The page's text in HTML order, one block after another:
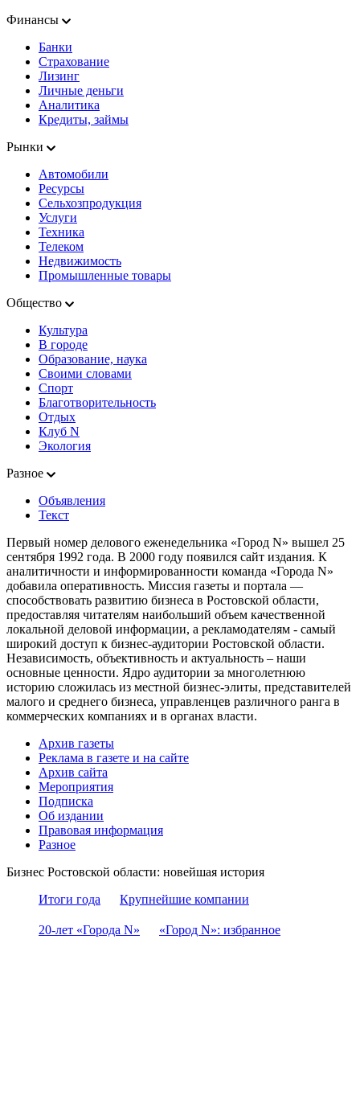
Финансы
Банки
Страхование
Лизинг
Личные деньги
Аналитика
Кредиты, займы
Рынки
Автомобили
Ресурсы
Сельхозпродукция
Услуги
Техника
Телеком
Недвижимость
Промышленные товары
Общество
Культура
В городе
Образование, наука
Своими словами
Спорт
Благотворительность
Отдых
Клуб N
Экология
Разное
Объявления
Текст
Первый номер делового еженедельника «Город N» вышел 25
сентября 1992 года. В 2000 году появился сайт издания. К
аналитичности и информированности команда «Города N»
добавила оперативность. Миссия газеты и портала —
способствовать развитию бизнеса в Ростовской области,
предоставляя читателям наибольший объем качественной
локальной деловой информации, а рекламодателям - самый
широкий доступ к бизнес-аудитории Ростовской области.
Независимость, объективность и актуальность – наши
основные ценности. Ядро аудитории за многолетнюю
историю сложилась из местной бизнес-элиты, представителей
малого и среднего бизнеса, управленцев различного ранга в
коммерческих компаниях и в органах власти.
Архив газеты
Реклама в газете и на сайте
Архив сайта
Мероприятия
Подписка
Об издании
Правовая информация
Разное
Бизнес Ростовской области: новейшая история
Итоги года
Крупнейшие компании
20-лет «Города N» «Город N»: избранное